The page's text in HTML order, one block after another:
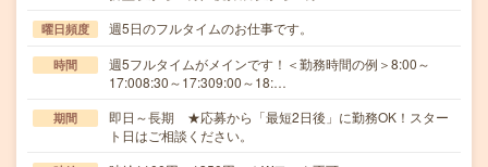
曜日頻度 週5日のフルタイムのお仕事です。
時間
週5フルタイムがメインです！＜勤務時間の例＞8:00～
17:008:30～17:309:00～18:…
期間
即日～長期 ★応募から「最短2日後」に勤務OK！スター
ト日はご相談ください。